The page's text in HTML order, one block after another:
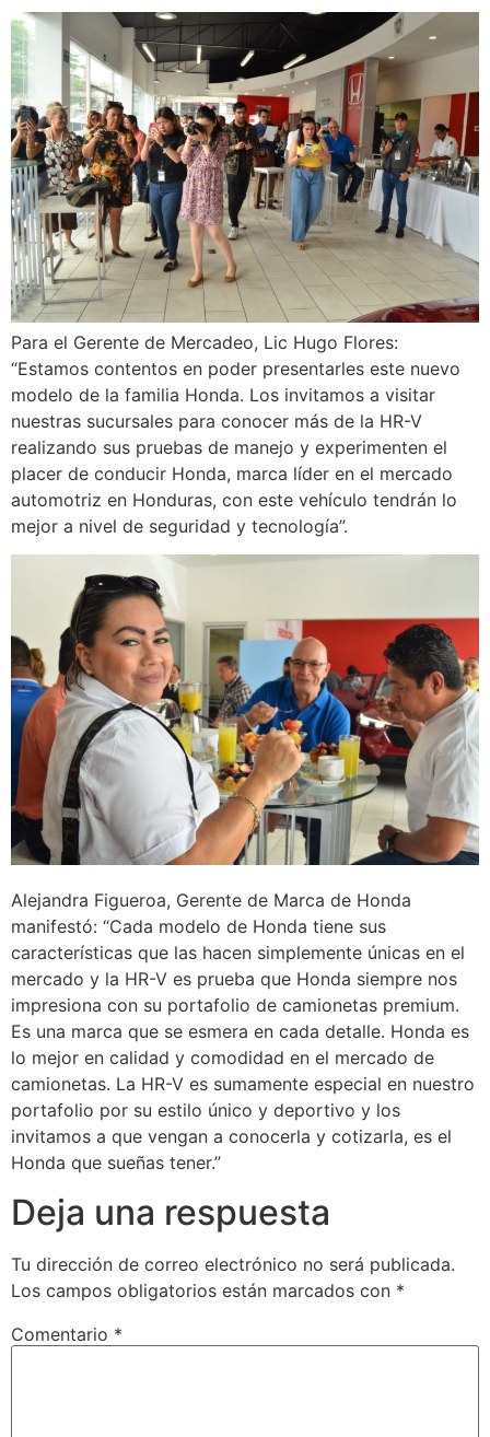
Para el Gerente de Mercadeo, Lic Hugo Flores:
“Estamos contentos en poder presentarles este nuevo
modelo de la familia Honda. Los invitamos a visitar
nuestras sucursales para conocer más de la HR-V
realizando sus pruebas de manejo y experimenten el
placer de conducir Honda, marca líder en el mercado
automotriz en Honduras, con este vehículo tendrán lo
mejor a nivel de seguridad y tecnología”.
Alejandra Figueroa, Gerente de Marca de Honda
manifestó: “Cada modelo de Honda tiene sus
características que las hacen simplemente únicas en el
mercado y la HR-V es prueba que Honda siempre nos
impresiona con su portafolio de camionetas premium.
Es una marca que se esmera en cada detalle. Honda es
lo mejor en calidad y comodidad en el mercado de
camionetas. La HR-V es sumamente especial en nuestro
portafolio por su estilo único y deportivo y los
invitamos a que vengan a conocerla y cotizarla, es el
Honda que sueñas tener.”
Deja una respuesta
Tu dirección de correo electrónico no será publicada.
Los campos obligatorios están marcados con *
Comentario *